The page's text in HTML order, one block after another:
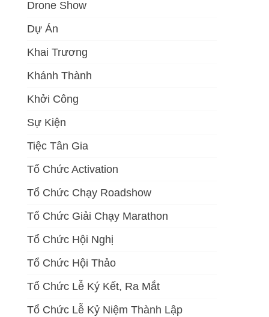
Drone Show
Dự Án
Khai Trương
Khánh Thành
Khởi Công
Sự Kiện
Tiệc Tân Gia
Tổ Chức Activation
Tổ Chức Chạy Roadshow
Tổ Chức Giải Chạy Marathon
Tổ Chức Hội Nghị
Tổ Chức Hội Thảo
Tổ Chức Lễ Ký Kết, Ra Mắt
Tổ Chức Lễ Kỷ Niệm Thành Lập